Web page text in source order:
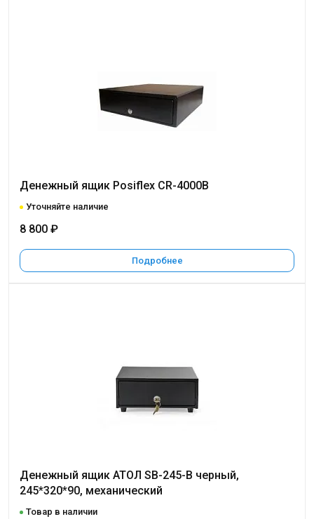
Денежный ящик Posiflex CR-4000B
Уточняйте наличие
8 800 ₽
Подробнее
Денежный ящик АТОЛ SB-245-B черный,
245*320*90, механический
Товар в наличии